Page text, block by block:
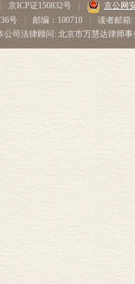
京ICP证150832号
京公网
号
邮编：100710
读者邮箱:
公司法律顾问: 北京市万慧达律师